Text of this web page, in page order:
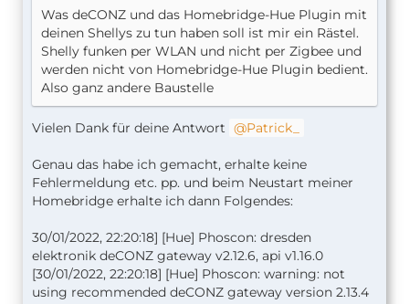
Was deCONZ und das Homebridge-Hue Plugin mit
deinen Shellys zu tun haben soll ist mir ein Rästel.
Shelly funken per WLAN und nicht per Zigbee und
werden nicht von Homebridge-Hue Plugin bedient.
Also ganz andere Baustelle
Vielen Dank für deine Antwort Patrick_
Genau das habe ich gemacht, erhalte keine
Fehlermeldung etc. pp. und beim Neustart meiner
Homebridge erhalte ich dann Folgendes:
30/01/2022, 22:20:18] [Hue] Phoscon: dresden
elektronik deCONZ gateway v2.12.6, api v1.16.0
[30/01/2022, 22:20:18] [Hue] Phoscon: warning: not
using recommended deCONZ gateway version 2.13.4